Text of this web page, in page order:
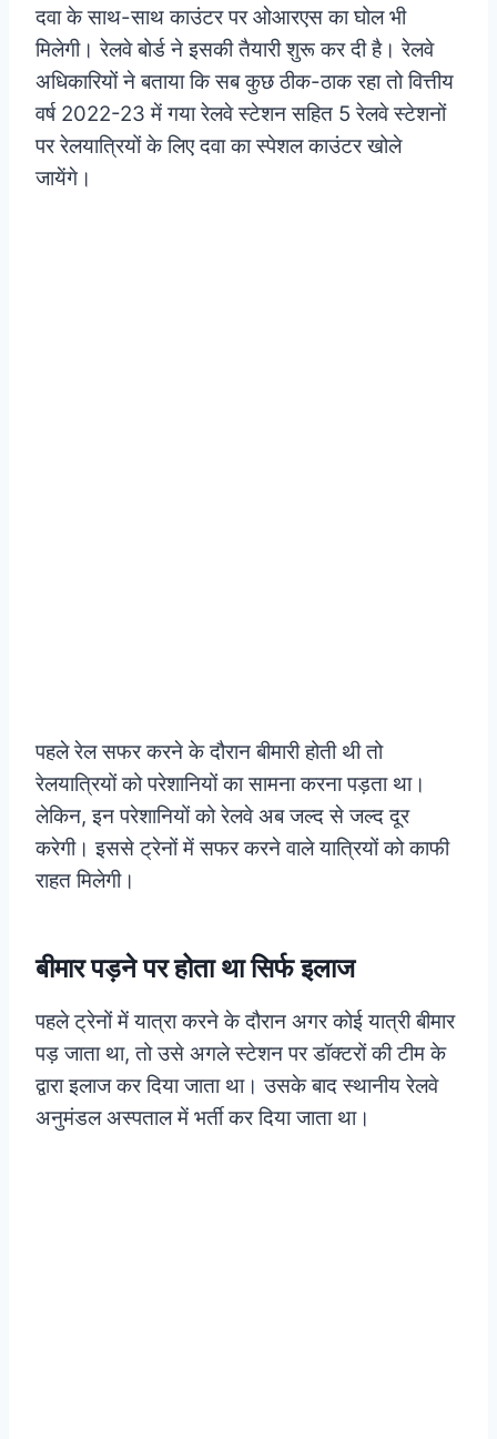
दवा के साथ-साथ काउंटर पर ओआरएस का घोल भी
मिलेगी। रेलवे बोर्ड ने इसकी तैयारी शुरू कर दी है। रेलवे
अधिकारियों ने बताया कि सब कुछ ठीक-ठाक रहा तो वित्तीय
वर्ष 2022-23 में गया रेलवे स्टेशन सहित 5 रेलवे स्टेशनों
पर रेलयात्रियों के लिए दवा का स्पेशल काउंटर खोले
जायेंगे।
पहले रेल सफर करने के दौरान बीमारी होती थी तो
रेलयात्रियों को परेशानियों का सामना करना पड़ता था।
लेकिन, इन परेशानियों को रेलवे अब जल्द से जल्द दूर
करेगी। इससे ट्रेनों में सफर करने वाले यात्रियों को काफी
राहत मिलेगी।
बीमार पड़ने पर होता था सिर्फ इलाज
पहले ट्रेनों में यात्रा करने के दौरान अगर कोई यात्री बीमार
पड़ जाता था, तो उसे अगले स्टेशन पर डॉक्टरों की टीम के
द्वारा इलाज कर दिया जाता था। उसके बाद स्थानीय रेलवे
अनुमंडल अस्पताल में भर्ती कर दिया जाता था।